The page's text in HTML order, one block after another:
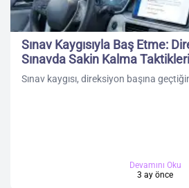
Sınav Kaygısıyla Baş Etme:
Sınavda Sakin Kalma Taktikleri
Sınav kaygısı, direksiyon başına
Devamını Oku
3 ay önce